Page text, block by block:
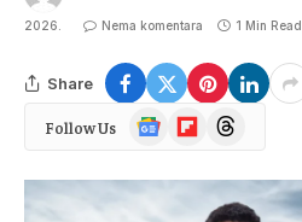
2026. Nema komentara 1 Min Read
Share
Follow Us
Google
News
FlipboardThreads